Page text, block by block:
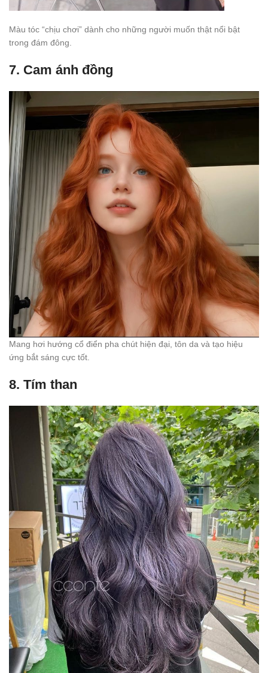
Màu tóc “chịu chơi” dành cho những người muốn thật nổi bật
trong đám đông.
7. Cam ánh đồng
Mang hơi hướng cổ điển pha chút hiện đại, tôn da và tạo hiệu
ứng bắt sáng cực tốt.
8. Tím than